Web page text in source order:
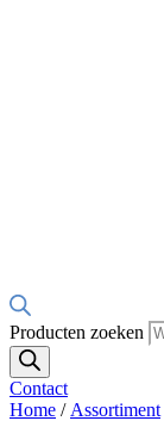
Producten zoeken
Contact
Home / Assortiment